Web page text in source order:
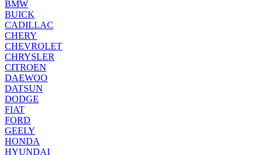
BMW
BUICK
CADILLAC
CHERY
CHEVROLET
CHRYSLER
CITROEN
DAEWOO
DATSUN
DODGE
FIAT
FORD
GEELY
HONDA
HYUNDAI